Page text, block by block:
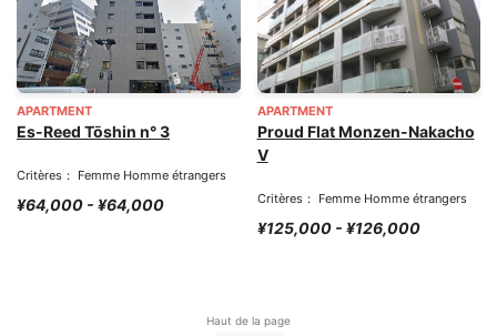
APARTMENT
Es-Reed Tōshin n° 3
Critères： Femme Homme étrangers
¥64,000 - ¥64,000
APARTMENT
Proud Flat Monzen-Nakacho
V
Critères： Femme Homme étrangers
¥125,000 - ¥126,000